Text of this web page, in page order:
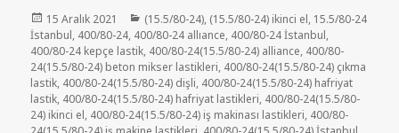
Yayın
tarihi
15 Aralık 2021 Kategoriler
(15.5/80-24), (15.5/80-24) ikinci el, 15.5/80-24
İstanbul, 400/80-24, 400/80-24 allıance, 400/80-24 İstanbul,
400/80-24 kepçe lastik, 400/80-24(15.5/80-24) alliance, 400/80-
24(15.5/80-24) beton mikser lastikleri, 400/80-24(15.5/80-24) çıkma
lastik, 400/80-24(15.5/80-24) dişli, 400/80-24(15.5/80-24) hafriyat
lastik, 400/80-24(15.5/80-24) hafriyat lastikleri, 400/80-24(15.5/80-
24) ikinci el, 400/80-24(15.5/80-24) iş makinası lastikleri, 400/80-